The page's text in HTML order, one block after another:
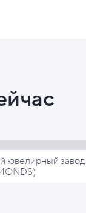
ювелирный завод